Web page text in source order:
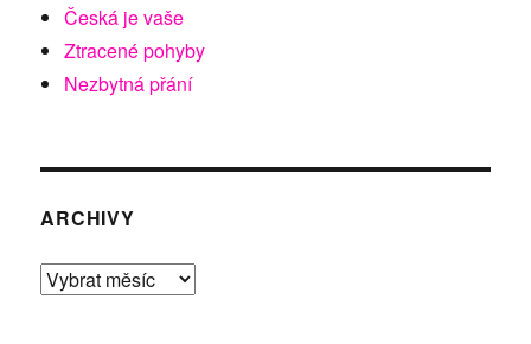
Česká je vaše
Ztracené pohyby
Nezbytná přání
ARCHIVY
Archivy